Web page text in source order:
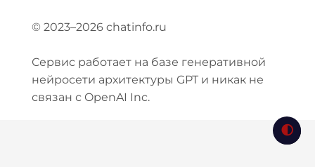
© 2023–2026 chatinfo.ru
Сервис работает на базе генеративной
нейросети архитектуры GPT и никак не
связан с OpenAI Inc.